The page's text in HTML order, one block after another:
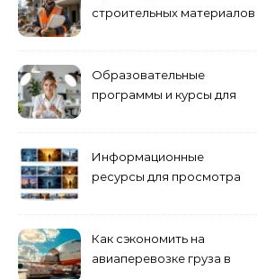
строительных материалов
Образовательные
программы и курсы для
Информационные
ресурсы для просмотра
Как сэкономить на
авиаперевозке груза в